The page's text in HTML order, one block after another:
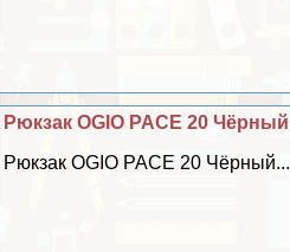
Рюкзак OGIO PACE 20 Чёрный
Рюкзак OGIO PACE 20 Чёрный...